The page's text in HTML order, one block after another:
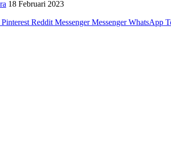
18 Februari 2023
Pinterest Reddit Messenger Messenger WhatsApp